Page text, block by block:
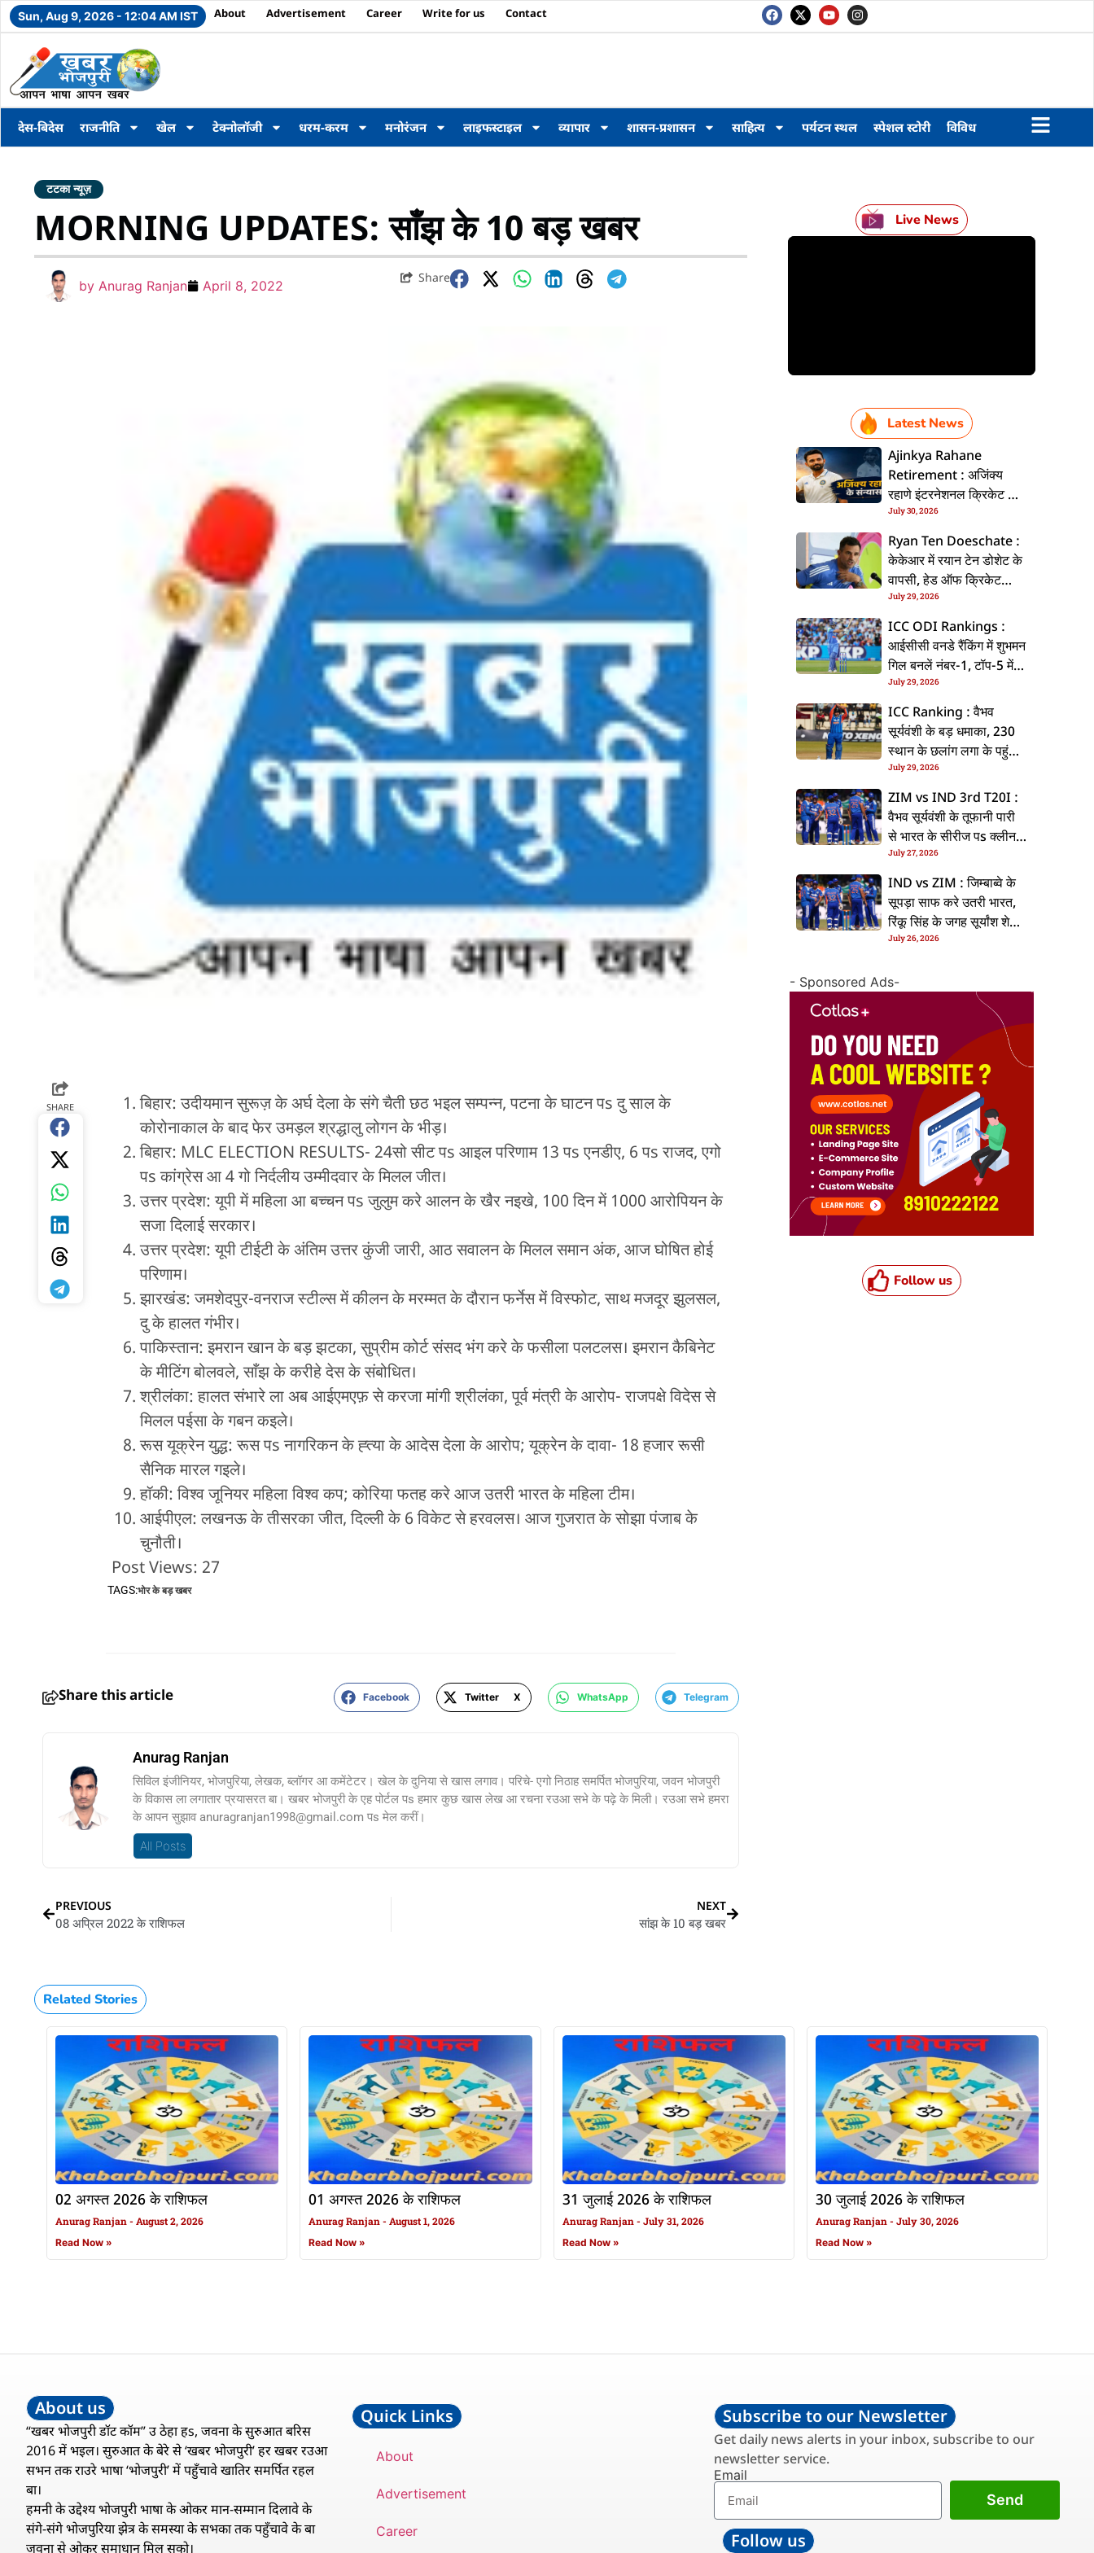
Sun, Aug 9, 2026 - 12:04 AM IST About Advertisement Career Write for us Contact
देस-बिदेस राजनीति खेल टेक्नोलॉजी धरम-करम मनोरंजन लाइफस्टाइल व्यापार शासन-प्रशासन साहित्य पर्यटन स्थल स्पेशल स्टोरी विविध
टटका न्यूज़
MORNING UPDATES: साँझ के 10 बड़ खबर
by Anurag Ranjan April 8, 2022
Share
SHARE
बिहार: उदीयमान सुरूज़ के अर्घ देला के संगे चैती छठ भइल सम्पन्न, पटना के घाटन पs दु साल के
कोरोनाकाल के बाद फेर उमड़ल श्रद्धालु लोगन के भीड़।
बिहार: MLC ELECTION RESULTS- 24सो सीट पs आइल परिणाम 13 पs एनडीए, 6 पs राजद, एगो
पs कांग्रेस आ 4 गो निर्दलीय उम्मीदवार के मिलल जीत।
उत्तर प्रदेश: यूपी में महिला आ बच्चन पs जुलुम करे आलन के खैर नइखे, 100 दिन में 1000 आरोपियन के
सजा दिलाई सरकार।
उत्तर प्रदेश: यूपी टीईटी के अंतिम उत्तर कुंजी जारी, आठ सवालन के मिलल समान अंक, आज घोषित होई
परिणाम।
झारखंड: जमशेदपुर-वनराज स्टील्स में कीलन के मरम्मत के दौरान फर्नेस में विस्फोट, साथ मजदूर झुलसल,
दु के हालत गंभीर।
पाकिस्तान: इमरान खान के बड़ झटका, सुप्रीम कोर्ट संसद भंग करे के फसीला पलटलस। इमरान कैबिनेट
के मीटिंग बोलवले, साँझ के करीहे देस के संबोधित।
श्रीलंका: हालत संभारे ला अब आईएमएफ़ से करजा मांगी श्रीलंका, पूर्व मंत्री के आरोप- राजपक्षे विदेस से
मिलल पईसा के गबन कइले।
रूस यूक्रेन युद्ध: रूस पs नागरिकन के ह्त्या के आदेस देला के आरोप; यूक्रेन के दावा- 18 हजार रूसी
सैनिक मारल गइले।
हॉकी: विश्व जूनियर महिला विश्व कप; कोरिया फतह करे आज उतरी भारत के महिला टीम।
आईपीएल: लखनऊ के तीसरका जीत, दिल्ली के 6 विकेट से हरवलस। आज गुजरात के सोझा पंजाब के
चुनौती।
Post Views: 27
TAGS:भोर के बड़ खबर
Share this article Facebook Twitter X WhatsApp Telegram
Anurag Ranjan
सिविल इंजीनियर, भोजपुरिया, लेखक, ब्लॉगर आ कमेंटेटर। खेल के दुनिया से खास लगाव। परिचे- एगो निठाह समर्पित भोजपुरिया, जवन भोजपुरी
के विकास ला लगातार प्रयासरत बा। खबर भोजपुरी के एह पोर्टल पs हमार कुछ खास लेख आ रचना रउआ सभे के पढ़े के मिली। रउआ सभे हमरा
के आपन सुझाव anuragranjan1998@gmail.com पs मेल करीं।
All Posts
PREVIOUS
08 अप्रिल 2022 के राशिफल
NEXT
सांझ के 10 बड़ खबर
Live News
Latest News
Ajinkya Rahane
Retirement : अजिंक्य
रहाणे इंटरनेशनल क्रिकेट से
ललें संन्यास, सोशल मीडिया
पs पोस्ट कs के कइलें एलान
July 30, 2026
Ryan Ten Doeschate :
केकेआर में रयान टेन डोशेट के
वापसी, हेड ऑफ क्रिकेट
स्ट्रेटजी के जिम्मेदारी संभरिहें
July 29, 2026
ICC ODI Rankings :
आईसीसी वनडे रैंकिंग में शुभमन
गिल बनलें नंबर-1, टॉप-5 में
भारत के तीन बल्लेबाज
July 29, 2026
ICC Ranking : वैभव
सूर्यवंशी के बड़ धमाका, 230
स्थान के छलांग लगा के पहुंचलें
48वां नंबर पs
July 29, 2026
ZIM vs IND 3rd T20I :
वैभव सूर्यवंशी के तूफानी पारी
से भारत के सीरीज पs क्लीन
स्वीप, जिम्बाब्वे 35 रन से
हारल
July 27, 2026
IND vs ZIM : जिम्बाब्वे के
सूपड़ा साफ करे उतरी भारत,
रिंकू सिंह के जगह सूर्यांश शेडगे
के मिल सकेला मवका
July 26, 2026
- Sponsored Ads-
Follow us
Related Stories
02 अगस्त 2026 के राशिफल
Anurag Ranjan August 2, 2026
Read Now »
01 अगस्त 2026 के राशिफल
Anurag Ranjan August 1, 2026
Read Now »
31 जुलाई 2026 के राशिफल
Anurag Ranjan July 31, 2026
Read Now »
30 जुलाई 2026 के राशिफल
Anurag Ranjan July 30, 2026
Read Now »
About us
“खबर भोजपुरी डॉट कॉम” उ ठेहा हs, जवना के सुरुआत बरिस
2016 में भइल। सुरुआत के बेरे से ‘खबर भोजपुरी’ हर खबर रउआ
सभन तक राउरे भाषा ‘भोजपुरी’ में पहुँचावे खातिर समर्पित रहल
बा।
हमनी के उद्देश्य भोजपुरी भाषा के ओकर मान-सम्मान दिलावे के
संगे-संगे भोजपुरिया झेत्र के समस्या के सभका तक पहुँचावे के बा
जवना से ओकर समाधान मिल सको।
Quick Links
About
Advertisement
Career
Subscribe to our Newsletter
Get daily news alerts in your inbox, subscribe to our
newsletter service.
Email
Send
Follow us